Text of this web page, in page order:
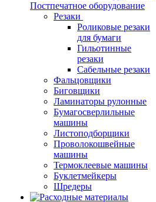
Постпечатное оборудование
Резаки
Роликовые резаки
для бумаги
Гильотинные
резаки
Сабельные резаки
Фальцовщики
Биговщики
Ламинаторы рулонные
Бумагосверлильные
машины
Листоподборщики
Проволокошвейные
машины
Термоклеевые машины
Буклетмейкеры
Шредеры